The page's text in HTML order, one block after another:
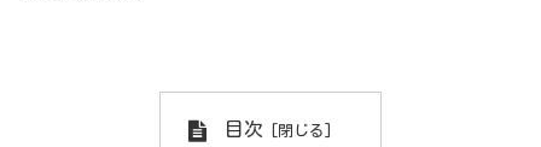
目次